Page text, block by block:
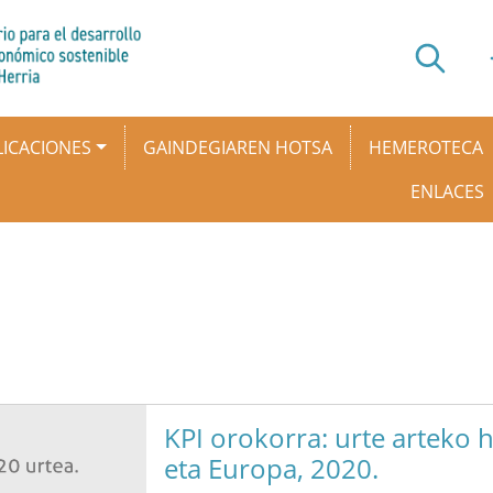
GAINDEGIAREN HOTSA
HEMEROTECA
ENLACES
KPI orokorra: urte arteko
eta Europa, 2020.